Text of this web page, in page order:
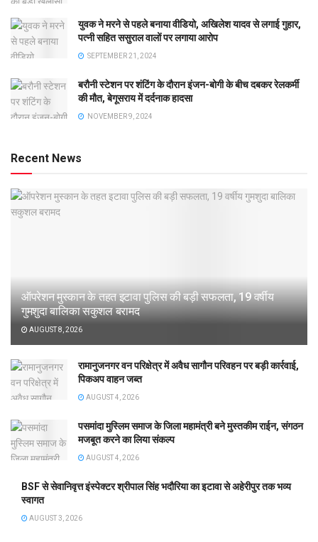
युवक ने मरने से पहले बनाया वीडियो, अखिलेश यादव से लगाई गुहार,
पत्नी सहित ससुराल वालों पर लगाया आरोप
SEPTEMBER 21, 2024
बरौनी स्टेशन पर शंटिंग के दौरान इंजन-बोगी के बीच दबकर रेलकर्मी
की मौत, बेगूसराय में दर्दनाक हादसा
NOVEMBER 9, 2024
Recent News
ऑपरेशन मुस्कान के तहत इटावा पुलिस की बड़ी सफलता, 19 वर्षीय
गुमशुदा बालिका सकुशल बरामद
AUGUST 8, 2026
रामानुजनगर वन परिक्षेत्र में अवैध सागौन परिवहन पर बड़ी कार्रवाई,
पिकअप वाहन जब्त
AUGUST 4, 2026
पसमांदा मुस्लिम समाज के जिला महामंत्री बने मुस्तकीम राईन, संगठन
मजबूत करने का लिया संकल्प
AUGUST 4, 2026
BSF से सेवानिवृत्त इंस्पेक्टर श्रीपाल सिंह भदौरिया का इटावा से अहेरीपुर तक भव्य
स्वागत
AUGUST 3, 2026